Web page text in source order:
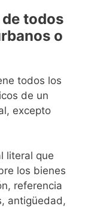
todos
o
todos los
de un
excepto
literal que
los bienes
referencia
antigüedad,